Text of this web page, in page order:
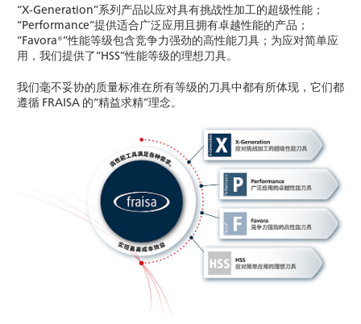
“X-Generation”系列产品以应对具有挑战性加工的超级性能；
“Performance”提供适合广泛应用且拥有卓越性能的产品；
“Favora®”性能等级包含竞争力强劲的高性能刀具；为应对简单应
用，我们提供了“HSS”性能等级的理想刀具。
我们毫不妥协的质量标准在所有等级的刀具中都有所体现，它们都
遵循 FRAISA 的“精益求精”理念。